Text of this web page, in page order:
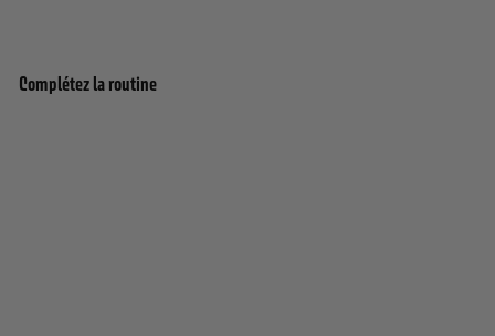
Complétez la routine